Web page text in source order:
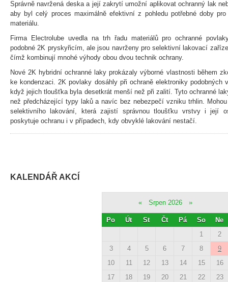
Správně navržená deska a její zakrytí umožní aplikovat ochranný lak
aby byl celý proces maximálně efektivní z pohledu potřebné doby
materiálu.
Firma Electrolube uvedla na trh řadu materiálů pro ochranné
podobné 2K pryskyřicím, ale jsou navrženy pro selektivní lakovací
čímž kombinují mnohé výhody obou dvou technik ochrany.
Nové 2K hybridní ochranné laky prokázaly výborné vlastnosti během
ke kondenzaci. 2K povlaky dosáhly při ochraně elektroniky
když jejich tloušťka byla desetkrát menší než při zalití. Tyto ochranné
než předcházející typy laků a navíc bez nebezpečí vzniku trhlin.
selektivního lakování, která zajistí správnou tloušťku vrstvy i její
poskytuje ochranu i v případech, kdy obvyklé lakování nestačí.
KALENDÁŘ AKCÍ
« Srpen 2026 »
Po Út St Čt Pá So
Ne
1
2
3
4 5 6 7 8
9
10
11 12 13 14 15
16
17
18 19 20 21 22
23